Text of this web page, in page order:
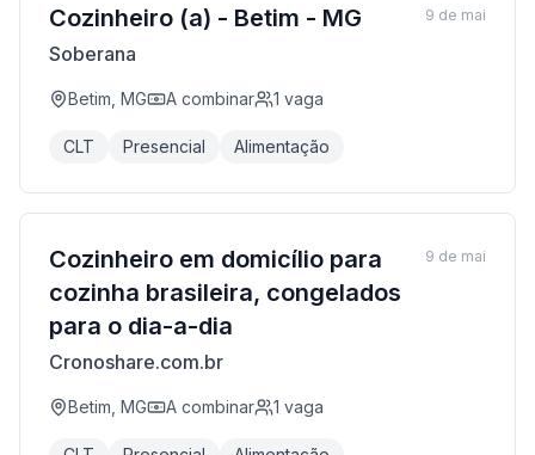
Cozinheiro (a) - Betim - MG
Soberana
Betim, MG A combinar 1 vaga
CLT Presencial Alimentação
9 de mai
Cozinheiro em domicílio para
cozinha brasileira, congelados
para o dia-a-dia
Cronoshare.com.br
Betim, MG A combinar 1 vaga
9 de mai